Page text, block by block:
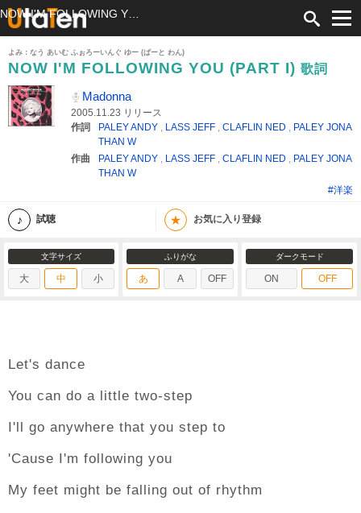
よみ：なう あいむ ふぉろーいんぐ ゆー (ぱーと わん)
NOW I'M FOLLOWING YOU (PART I) 歌詞
Madonna
2005.11.23 リリース
作詞
PALEY ANDY , LASS JEFF , CLAFLIN NED , PALEY JONA
THAN W
作曲
PALEY ANDY , LASS JEFF , CLAFLIN NED , PALEY JONA
THAN W
#洋楽
試聴 ★ お気に入り登録
文字サイズ
大 中 小
ふりがな
あ A OFF
ダークモード
ON OFF
Let's dance
You can do a little two-step
I'll go anywhere that you step to
'Cause I'm following you
My feet might be falling out of rhythm